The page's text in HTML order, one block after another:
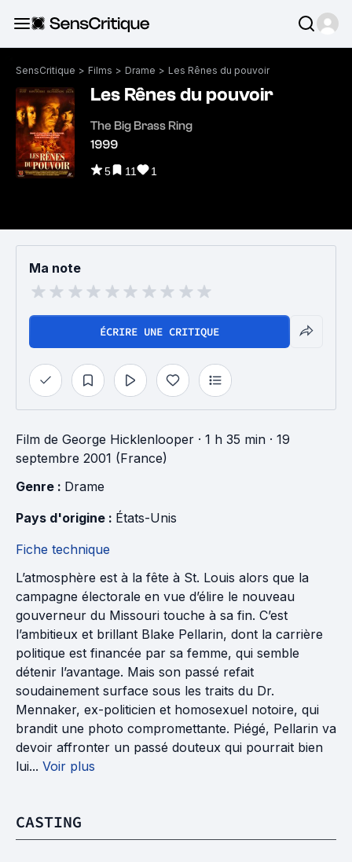
SensCritique > Films > Drame > Les Rênes du pouvoir
Les Rênes du pouvoir
The Big Brass Ring
1999
5 11 1
Ma note
ÉCRIRE UNE CRITIQUE
Film de George Hicklenlooper · 1 h 35 min · 19
septembre 2001 (France)
Genre : Drame
Pays d'origine : États-Unis
Fiche technique
L’atmosphère est à la fête à St. Louis alors que la
campagne électorale en vue d’élire le nouveau
gouverneur du Missouri touche à sa fin. C’est
l’ambitieux et brillant Blake Pellarin, dont la carrière
politique est financée par sa femme, qui semble
détenir l’avantage. Mais son passé refait
soudainement surface sous les traits du Dr.
Mennaker, ex-politicien et homosexuel notoire, qui
brandit une photo compromettante. Piégé, Pellarin va
devoir affronter un passé douteux qui pourrait bien
lui... Voir plus
CASTING